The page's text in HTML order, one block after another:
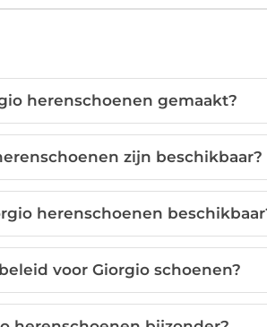
herenschoenen gemaakt?
zijn beschikbaar?
herenschoenen
voor Giorgio schoenen?